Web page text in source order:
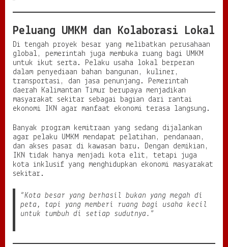
Peluang UMKM dan Kolaborasi Lokal
Di tengah proyek besar yang melibatkan perusahaan
global, pemerintah juga membuka ruang bagi UMKM
untuk ikut serta. Pelaku usaha lokal berperan
dalam penyediaan bahan bangunan, kuliner,
transportasi, dan jasa penunjang. Pemerintah
daerah Kalimantan Timur berupaya menjadikan
masyarakat sekitar sebagai bagian dari rantai
ekonomi IKN agar manfaat ekonomi terasa langsung.
Banyak program kemitraan yang sedang dijalankan
agar pelaku UMKM mendapat pelatihan, pendanaan,
dan akses pasar di kawasan baru. Dengan demikian,
IKN tidak hanya menjadi kota elit, tetapi juga
kota inklusif yang menghidupkan ekonomi masyarakat
sekitar.
“Kota besar yang berhasil bukan yang megah di
peta, tapi yang memberi ruang bagi usaha kecil
untuk tumbuh di setiap sudutnya.”